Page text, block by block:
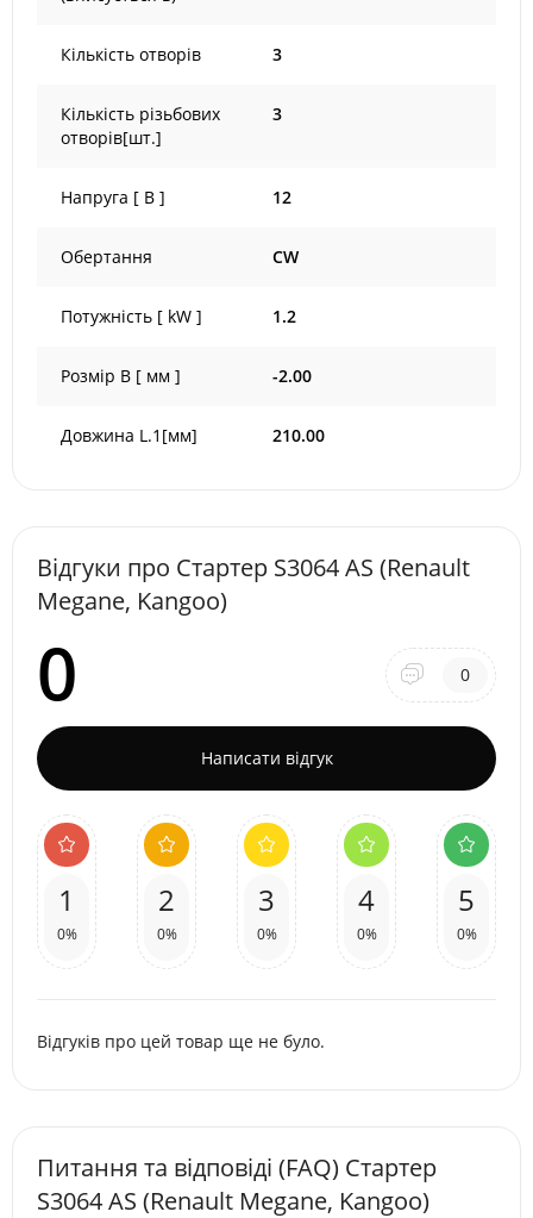
Кількість отворів 3
Кількість різьбових
отворів[шт.]
3
Напруга [ В ] 12
Обертання CW
Потужність [ kW ] 1.2
Розмір B [ мм ] -2.00
Довжина L.1[мм] 210.00
Відгуки про Стартер S3064 AS (Renault
Megane, Kangoo)
0 0
Написати відгук
1
0%
2
0%
3
0%
4
0%
5
0%
Відгуків про цей товар ще не було.
Питання та відповіді (FAQ) Стартер
S3064 AS (Renault Megane, Kangoo)